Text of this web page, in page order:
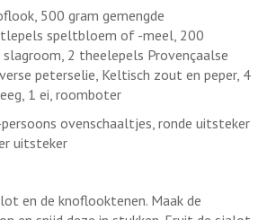
500 gram gemengde
speltbloem of -meel, 200
2 theelepels Provençaalse
peterselie, Keltisch zout en peper, 4
1 ei, roomboter
ovenschaaltjes, ronde uitsteker
uitsteker
en de knoflooktenen. Maak de